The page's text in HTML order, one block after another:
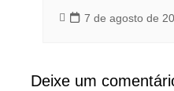
7 de agosto de
Deixe um